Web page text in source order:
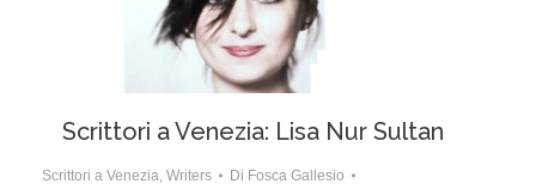
Scrittori a Venezia: Lisa Nur Sultan
Scrittori a Venezia Writers Di Fosca Gallesio